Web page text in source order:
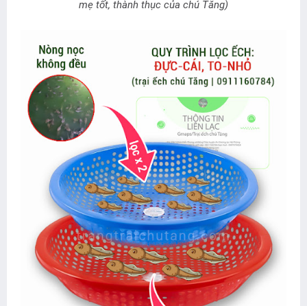
mẹ tốt, thành thục của chú Tăng)